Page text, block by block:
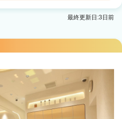
ク】銀座2号店
最終更新日:3日前